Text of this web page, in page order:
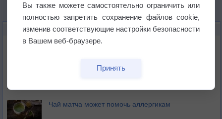
ЭТО ИНТЕРЕСНО
Почему северный загар цветом отличается от
Букет сирени вреден для здоровья
Чай матча может помочь аллергикам
Вы также можете самостоятельно ограничить или
полностью запретить сохранение файлов cookie,
изменив соответствующие настройки безопасности
в Вашем веб-браузере.
Принять